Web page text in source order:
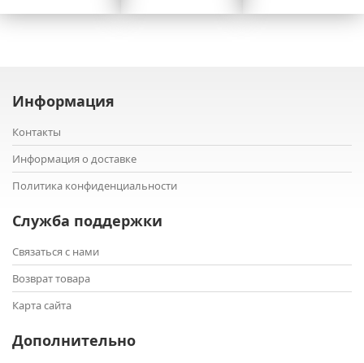
Информация
Контакты
Информация о доставке
Политика конфиденциальности
Служба поддержки
Связаться с нами
Возврат товара
Карта сайта
Дополнительно